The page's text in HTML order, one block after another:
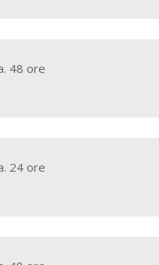
48 ore
24 ore